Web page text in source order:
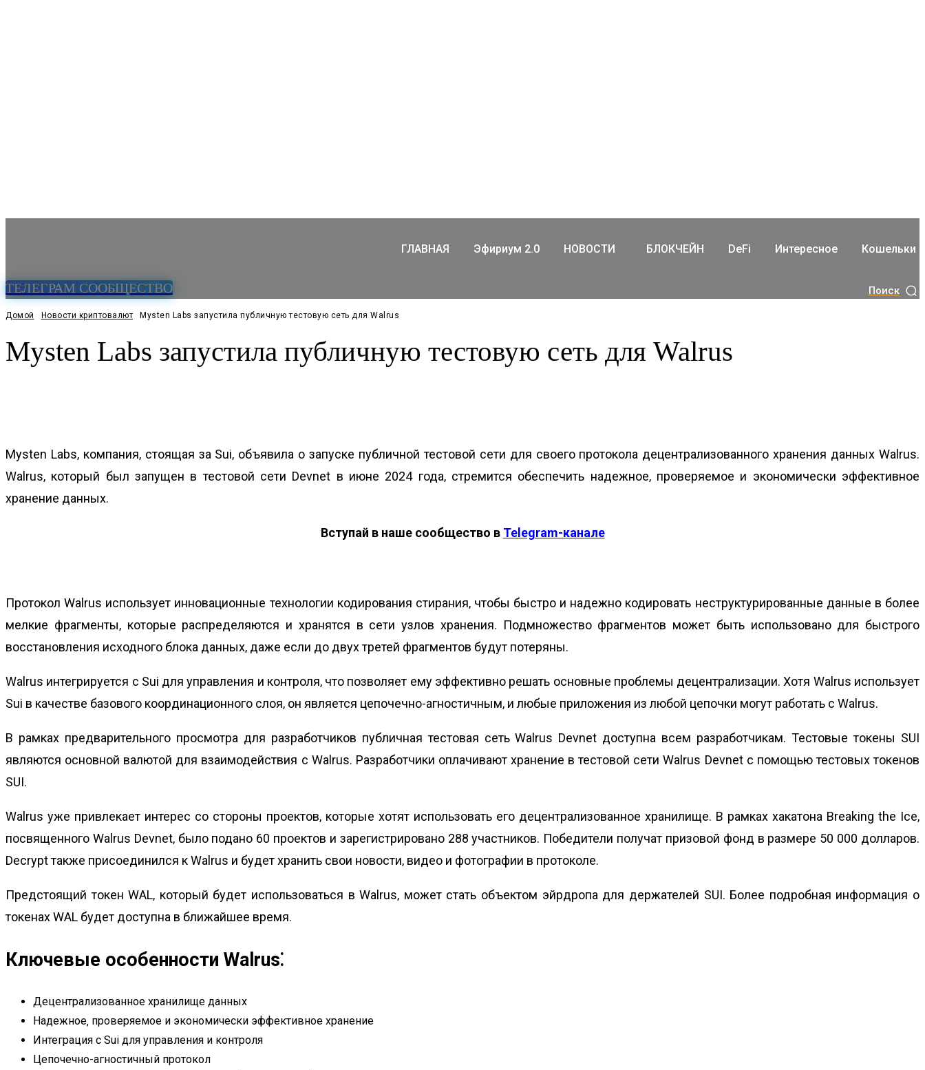
ТЕЛЕГРАМ СООБЩЕСТВО
ГЛАВНАЯ Эфириум 2.0 НОВОСТИ БЛОКЧЕЙН DeFi Интересное Кошельки
Поиск
Домой Новости криптовалют Mysten Labs запустила публичную тестовую сеть для Walrus
Mysten Labs запустила публичную тестовую сеть для Walrus
Mysten Labs‚ компания‚ стоящая за Sui‚ объявила о запуске публичной тестовой сети для своего протокола децентрализованного хранения данных Walrus.
Walrus‚ который был запущен в тестовой сети Devnet в июне 2024 года‚ стремится обеспечить надежное‚ проверяемое и экономически эффективное
хранение данных.
Вступай в наше сообщество в Telegram-канале
Протокол Walrus использует инновационные технологии кодирования стирания‚ чтобы быстро и надежно кодировать неструктурированные данные в более
мелкие фрагменты‚ которые распределяются и хранятся в сети узлов хранения. Подмножество фрагментов может быть использовано для быстрого
восстановления исходного блока данных‚ даже если до двух третей фрагментов будут потеряны.
Walrus интегрируется с Sui для управления и контроля‚ что позволяет ему эффективно решать основные проблемы децентрализации. Хотя Walrus использует
Sui в качестве базового координационного слоя‚ он является цепочечно-агностичным‚ и любые приложения из любой цепочки могут работать с Walrus.
В рамках предварительного просмотра для разработчиков публичная тестовая сеть Walrus Devnet доступна всем разработчикам. Тестовые токены SUI
являются основной валютой для взаимодействия с Walrus. Разработчики оплачивают хранение в тестовой сети Walrus Devnet с помощью тестовых токенов
SUI.
Walrus уже привлекает интерес со стороны проектов‚ которые хотят использовать его децентрализованное хранилище. В рамках хакатона Breaking the Ice‚
посвященного Walrus Devnet‚ было подано 60 проектов и зарегистрировано 288 участников. Победители получат призовой фонд в размере 50 000 долларов.
Decrypt также присоединился к Walrus и будет хранить свои новости‚ видео и фотографии в протоколе.
Предстоящий токен WAL‚ который будет использоваться в Walrus‚ может стать объектом эйрдропа для держателей SUI. Более подробная информация о
токенах WAL будет доступна в ближайшее время.
Ключевые особенности Walrus⁚
Децентрализованное хранилище данных
Надежное‚ проверяемое и экономически эффективное хранение
Интеграция с Sui для управления и контроля
Цепочечно-агностичный протокол